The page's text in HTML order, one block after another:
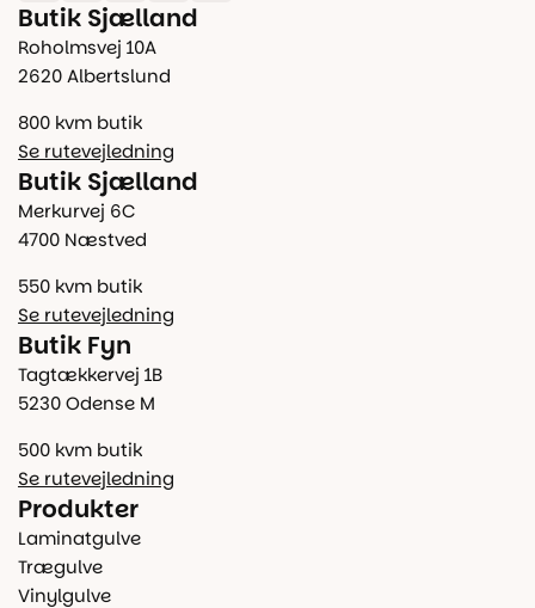
Butik Sjælland
Roholmsvej 10A
2620 Albertslund
800 kvm butik
Se rutevejledning
Butik Sjælland
Merkurvej 6C
4700 Næstved
550 kvm butik
Se rutevejledning
Butik Fyn
Tagtækkervej 1B
5230 Odense M
500 kvm butik
Se rutevejledning
Produkter
Laminatgulve
Trægulve
Vinylgulve